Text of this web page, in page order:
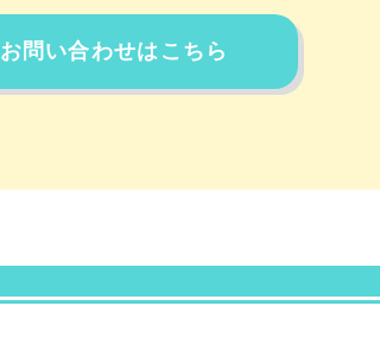
お問い合わせはこちら